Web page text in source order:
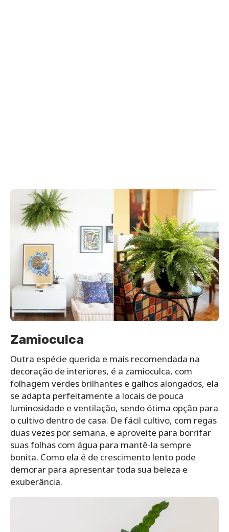
Zamioculca
Outra espécie querida e mais recomendada na
decoração de interiores, é a zamioculca, com
folhagem verdes brilhantes e galhos alongados, ela
se adapta perfeitamente a locais de pouca
luminosidade e ventilação, sendo ótima opção para
o cultivo dentro de casa. De fácil cultivo, com regas
duas vezes por semana, e aproveite para borrifar
suas folhas com água para mantê-la sempre
bonita. Como ela é de crescimento lento pode
demorar para apresentar toda sua beleza e
exuberância.